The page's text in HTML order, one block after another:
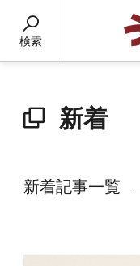
検索
新着
新着記事一覧